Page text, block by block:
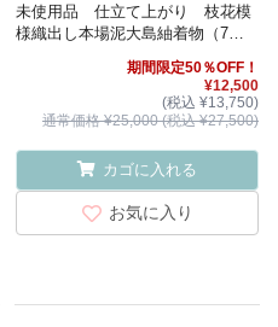
未使用品 仕立て上がり 枝花模
様織出し本場泥大島紬着物（7マ
期間限定50％OFF！
¥12,500
(税込 ¥13,750)
通常価格 ¥25,000 (税込 ¥27,500)
カゴに入れる
お気に入り